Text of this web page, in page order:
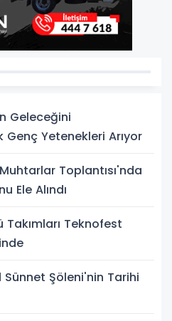
Geleceğini
Genç Yetenekleri Arıyor
Toplantısı'nda
Ele Alındı
Takımları Teknofest
Sünnet Şöleni'nin Tarihi